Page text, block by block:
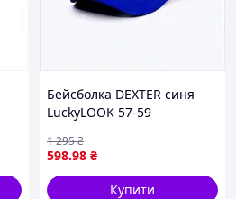
Бейсболка DEXTER синя
LuckyLOOK 57-59
598.98 ₴
1 295₴
Купити